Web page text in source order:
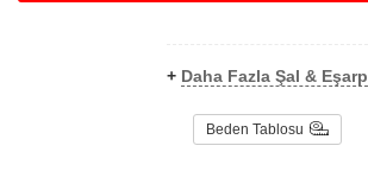
+ Daha Fazla Şal & Eşarp
Beden Tablosu